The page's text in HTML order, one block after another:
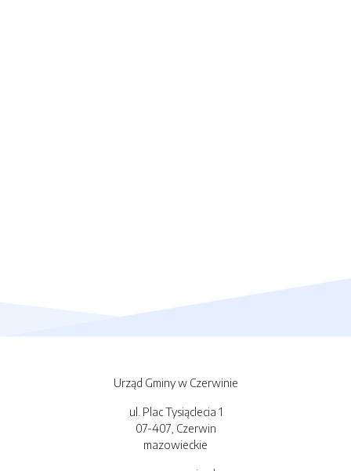
Urząd Gminy w Czerwinie
ul. Plac Tysiąclecia 1
07-407, Czerwin
mazowieckie